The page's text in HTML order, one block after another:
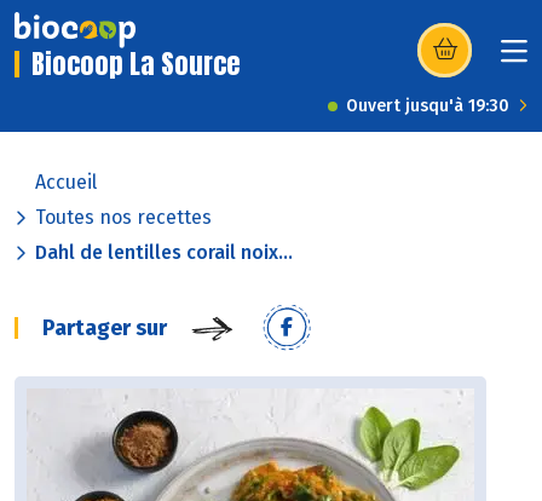
Biocoop La Source (s’ouvre dans
Ouvert jusqu'à 19:30
Accueil
Toutes nos recettes
Dahl de lentilles corail noix...
Partager sur